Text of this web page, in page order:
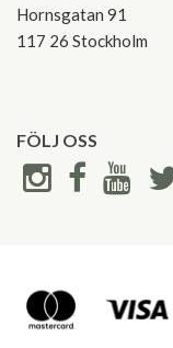
Hornsgatan 91
117 26 Stockholm
FÖLJ OSS